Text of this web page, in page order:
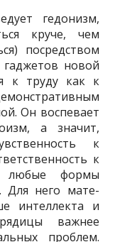
гедонизм,
круче, чем
посредством
новой
к труду как к
Он воспевает
а значит,
к
к
любые формы
Для него мате­
интеллекта и
важнее
проблем.